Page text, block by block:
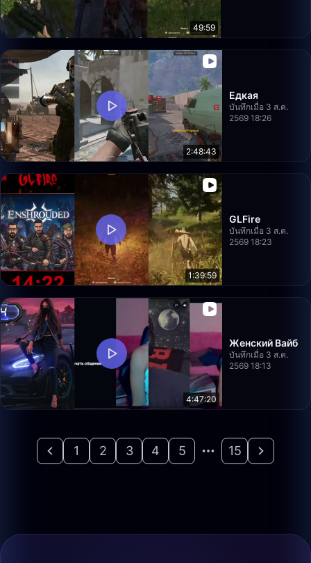
49:59
2:48:43
Едкая
บันทึกเมื่อ 3 ส.ค.
2569 18:26
1:39:59
GLFire
บันทึกเมื่อ 3 ส.ค.
2569 18:23
4:47:20
Женский Вайб
บันทึกเมื่อ 3 ส.ค.
2569 18:13
1 2 3 4 5 15